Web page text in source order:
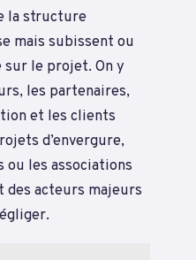
la structure
mais subissent ou
le projet. On y
les partenaires,
et les clients
d’envergure,
les associations
des acteurs majeurs